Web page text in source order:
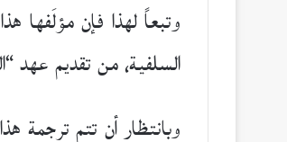
وتبعاً لهذا فإن مؤلَفها
السلفية، من تقديم عهد
وبانتظار أن تتم ترجمة